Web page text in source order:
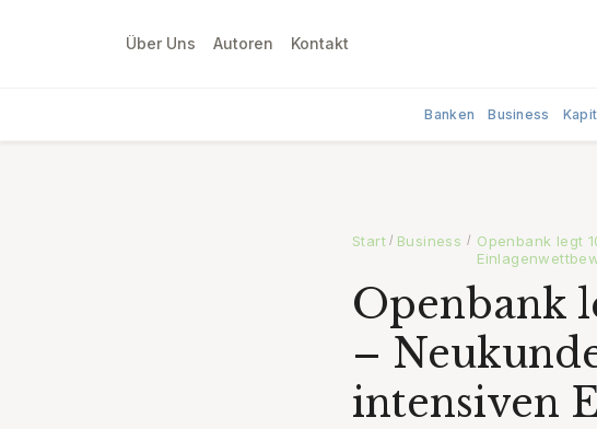
Über Uns Autoren Kontakt
Banken Business
Start / Business / Openbank legt
Openbank
–
intensiven